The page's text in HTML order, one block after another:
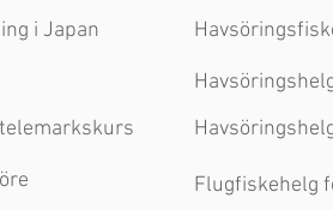
i Japan
Flugfiskehelg